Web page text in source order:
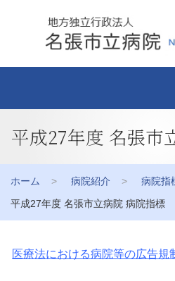
平成27年度 名張市
ホーム 病院紹介
病院指
平成27年度 名張市立病院 病院指標
医療法における病院等の広告規